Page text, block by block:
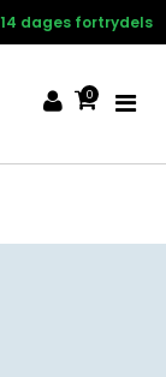
0